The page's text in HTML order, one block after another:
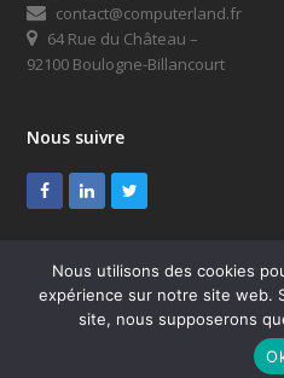
contact@computerland.fr
64 Rue du Château –
92100 Boulogne-Billancourt
Nous suivre
Facebook
LinkedInTwitter
©
SUPPORT
Mentions
Nous
Nous utilisons des cookies
expérience sur notre site web.
site, nous supposerons